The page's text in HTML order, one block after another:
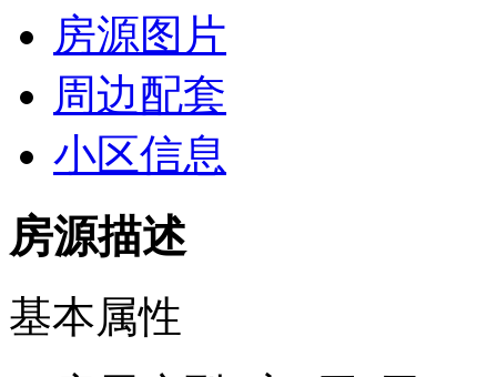
房源图片
周边配套
小区信息
房源描述
基本属性